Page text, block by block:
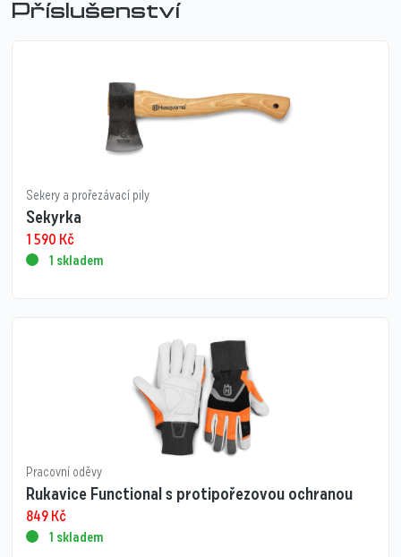
Příslušenství
Sekery a prořezávací pily
Sekyrka
1 590 Kč
1 skladem
Pracovní oděvy
Rukavice Functional s protipořezovou ochranou
849Kč
1 skladem